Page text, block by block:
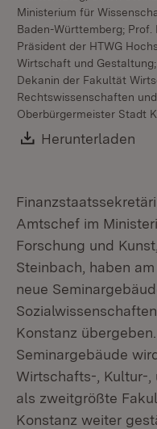
Ministerium für
Baden-Württemberg; Prof.
Präsident der HTWG
Wirtschaft und Gestaltung;
Dekanin der Fakultät
Rechtswissenschaften
Oberbürgermeister Stadt
Download:
Herunterladen
Amtschef im
Forschung und
Steinbach, haben
neue
Konstanz
Seminargebäude
Wirtschafts-, Kultur-
als zweitgrößte
Konstanz weiter